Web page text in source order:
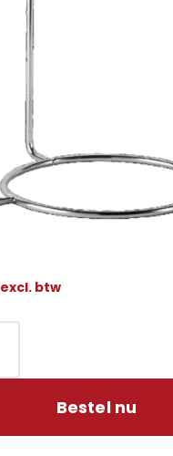
excl. btw
Bestel nu